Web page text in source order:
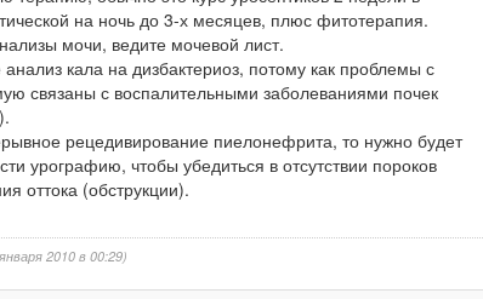
на ночь до 3-х месяцев, плюс фитотерапия.
мочи, ведите мочевой лист.
кала на дизбактериоз, потому как проблемы с
связаны с воспалительными заболеваниями почек
рецедивирование пиелонефрита, то нужно будет
урографию, чтобы убедиться в отсутствии пороков
оттока (обструкции).
2010 в 00:29)